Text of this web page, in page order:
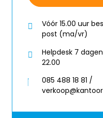
Vóór 15.00 uur
post (ma/vr)
Helpdesk 7
22.00
085 488 18 81 /